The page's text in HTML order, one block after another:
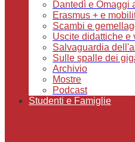
Dantedì e Omaggi
Erasmus + e
Scambi e
Uscite didattiche e
Salvaguardia
Sulle spalle dei
Archivio
Mostre
Podcast
Studenti e Famiglie